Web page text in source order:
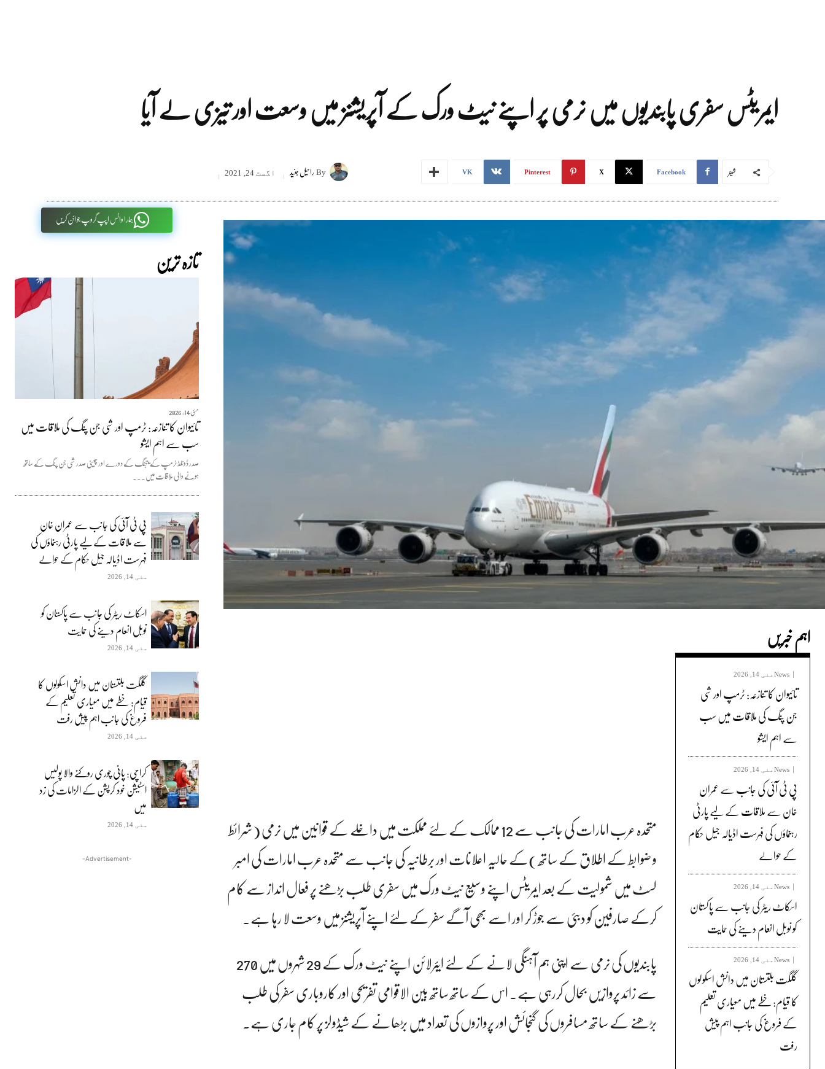
ایمریٹس سفری پابندیوں میں نرمی پر اپنے نیٹ ورک کے آپریشنز میں وسعت اور تیزی لے آیا
Byراحیل جنید اگست 24, 2021 شیئر Facebook
X
Pinterest
VK
ہمارا واٹس اپپ گروپ جوائن کریں
تازہ ترین
مئی 14, 2026
تائیوان کا تنازعہ: ٹرمپ اور شی جن پنگ کی ملاقات میں
سب سے اہم ایشو
صدر ڈونلڈ ٹرمپ کے بیجنگ کے دورے اور چینی صدر شی جن پنگ کے ساتھ
ہونے والی ملاقات میں...
پی ٹی آئی کی جانب سے عمران خان
سے ملاقات کے لیے پارٹی رہنماؤں کی
فہرست اڈیالہ جیل حکام کے حوالے
مئی 14, 2026
اسکاٹ ریٹر کی جانب سے پاکستان کو
نوبل انعام دینے کی حمایت
مئی 14, 2026
گلگت بلتستان میں دانش اسکولوں کا
قیام: خطے میں معیاری تعلیم کے
فروغ کی جانب اہم پیش رفت
مئی 14, 2026
کراچی: پانی چوری روکنے والا پولیس
اسٹیشن خود کرپشن کے الزامات کی زد
میں
مئی 14, 2026
-Advertisement-
متحدہ عرب امارات کی جانب سے 12 ممالک کے لئے مملکت میں داخلے کے قوانین میں نرمی (شرائط
و ضوابط کے اطلاق کے ساتھ )کے حالیہ اعلانات اور برطانیہ کی جانب سے متحدہ عرب امارات کی امبر
لسٹ میں شمولیت کے بعد ایمریٹس اپنے وسیع نیٹ ورک میں سفری طلب بڑھنے پر فعال انداز سے کام
کرکے صارفین کو دبئی سے جوڑ کر اور اسے بھی آگے سفر کے لئے اپنے آپریشنز میں وسعت لا رہا ہے۔
پابندیوں کی نرمی سے اپنی ہم آہنگی لانے کے لئے ایئرلائن اپنے نیٹ ورک کے 29 شہروں میں 270
سے زائد پروازیں بحال کررہی ہے۔ اس کے ساتھ ساتھ بین الاقوامی تفریحی اور کاروباری سفر کی طلب
بڑھنے کے ساتھ مسافروں کی گنجائش اور پروازوں کی تعداد میں بڑھانے کے شیڈولز پر کام جاری ہے۔
اہم خبریں
News مئی 14, 2026
تائیوان کا تنازعہ: ٹرمپ اور شی
جن پنگ کی ملاقات میں سب
سے اہم ایشو
News مئی 14, 2026
پی ٹی آئی کی جانب سے عمران
خان سے ملاقات کے لیے پارٹی
رہنماؤں کی فہرست اڈیالہ جیل حکام
کے حوالے
News مئی 14, 2026
اسکاٹ ریٹر کی جانب سے پاکستان
کو نوبل انعام دینے کی حمایت
News مئی 14, 2026
گلگت بلتستان میں دانش اسکولوں
کا قیام: خطے میں معیاری تعلیم
کے فروغ کی جانب اہم پیش
رفت